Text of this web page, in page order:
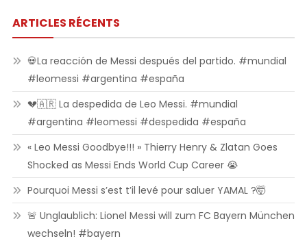
ARTICLES RÉCENTS
💀La reacción de Messi después del partido. #mundial
#leomessi #argentina #españa
💔🇦🇷 La despedida de Leo Messi. #mundial
#argentina #leomessi #despedida #españa
« Leo Messi Goodbye!!! » Thierry Henry & Zlatan Goes
Shocked as Messi Ends World Cup Career 😭
Pourquoi Messi s’est t’il levé pour saluer YAMAL ?🤯
🚨 Unglaublich: Lionel Messi will zum FC Bayern München
wechseln! #bayern